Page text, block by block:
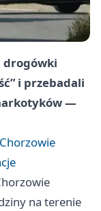
drogówki
i przebadali
—
na terenie